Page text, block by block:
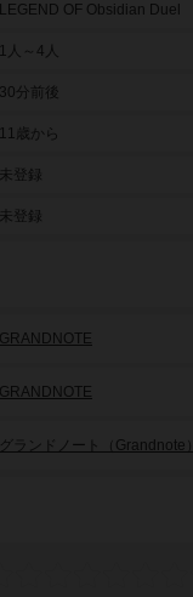
LEGEND OF Obsidian Duel
1人～4人
30分前後
11歳から
未登録
未登録
GRANDNOTE
GRANDNOTE
グランドノート（Grandnote）